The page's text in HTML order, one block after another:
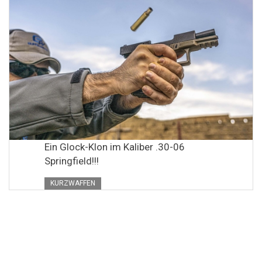
Ein Glock-Klon im Kaliber .30-06
Springfield!!!
KURZWAFFEN